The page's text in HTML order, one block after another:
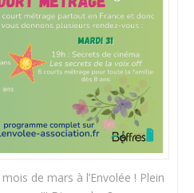
de mars à l’Envolée ! Plein